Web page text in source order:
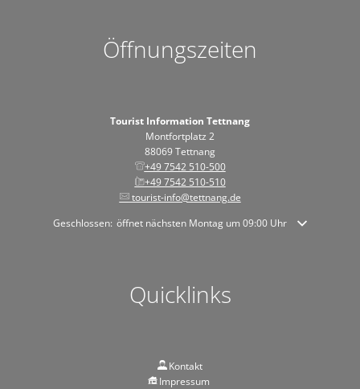
Öffnungszeiten
Tourist Information Tettnang
Montfortplatz 2
88069 Tettnang
+49 7542 510-500
+49 7542 510-510
tourist-info@tettnang.de
Klicken, um weitere Öffnungs- oder Schließzeiten auszublenden
Geschlossen: öffnet nächsten Montag um 09:00 Uhr
Quicklinks
Kontakt
Impressum